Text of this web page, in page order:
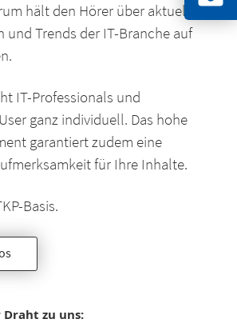
hält den Hörer über aktuelle
und Trends der IT-Branche auf
IT-Professionals und
ganz individuell. Das hohe
garantiert zudem eine
für Ihre Inhalte.
Basis.
zu uns: